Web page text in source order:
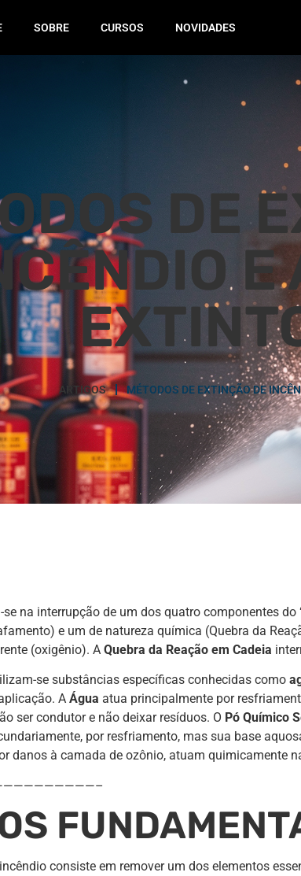
SOBRE CURSOS NOVIDADES
DE
E
ARTIGOS MÉTODOS DE EXTINÇÃO DE
na interrupção de um dos quatro componentes
e um de natureza química (Quebra da
(oxigênio). A Quebra da Reação em Cadeia
se substâncias específicas conhecidas como
A Água atua principalmente por
ser condutor e não deixar resíduos. O Pó Químico
por resfriamento, mas sua base
danos à camada de ozônio, atuam quimicamente
consiste em remover um dos elementos